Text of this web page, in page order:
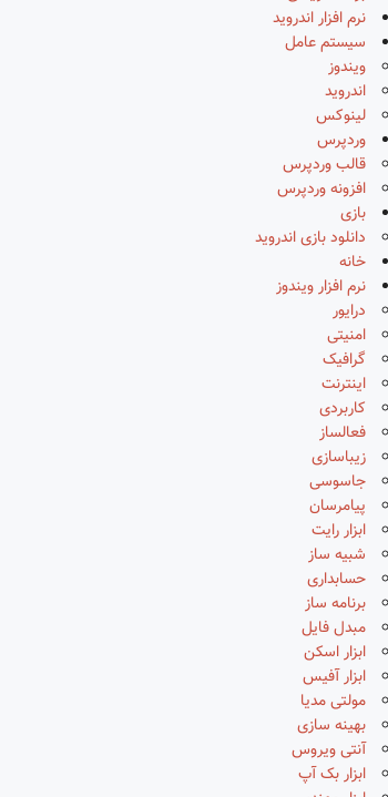
نرم افزار اندروید
سیستم عامل
ویندوز
اندروید
لینوکس
وردپرس
قالب وردپرس
افزونه وردپرس
بازی
دانلود بازی اندروید
خانه
نرم افزار ویندوز
درایور
امنیتی
گرافیک
اینترنت
کاربردی
فعالساز
زیباسازی
جاسوسی
پیامرسان
ابزار رایت
شبیه ساز
حسابداری
برنامه ساز
مبدل فایل
ابزار اسکن
ابزار آفیس
مولتی مدیا
بهینه سازی
آنتی ویروس
ابزار بک آپ